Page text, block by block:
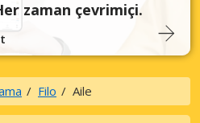
zaman çevrimiçi.
Filo Aile